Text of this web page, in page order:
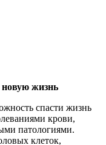
жизнь
спасти жизнь
крови,
патологиями.
клеток,